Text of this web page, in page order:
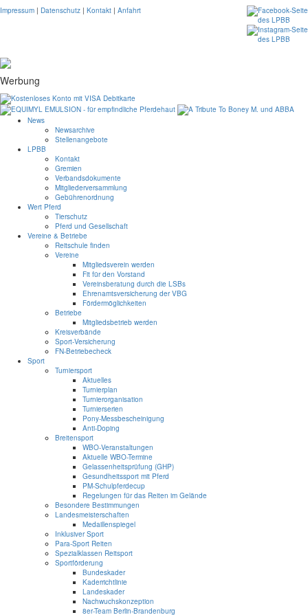
Impressum | Datenschutz | Kontakt | Anfahrt
Werbung
News
Newsarchive
Stellenangebote
LPBB
Kontakt
Gremien
Verbandsdokumente
Mitgliederversammlung
Gebührenordnung
Wert Pferd
Tierschutz
Pferd und Gesellschaft
Vereine & Betriebe
Reitschule finden
Vereine
Mitgliedsverein werden
Fit für den Vorstand
Vereinsberatung durch die LSBs
Ehrenamtsversicherung der VBG
Fördermöglichkeiten
Betriebe
Mitgliedsbetrieb werden
Kreisverbände
Sport-Versicherung
FN-Betriebecheck
Sport
Turniersport
Aktuelles
Turnierplan
Turnierorganisation
Turnierserien
Pony-Messbescheinigung
Anti-Doping
Breitensport
WBO-Veranstaltungen
Aktuelle WBO-Termine
Gelassenheitsprüfung (GHP)
Gesundheitssport mit Pferd
PM-Schulpferdecup
Regelungen für das Reiten im Gelände
Besondere Bestimmungen
Landesmeisterschaften
Medaillenspiegel
Inklusiver Sport
Para-Sport Reiten
Spezialklassen Reitsport
Sportförderung
Bundeskader
Kaderrichtlinie
Landeskader
Nachwuchskonzeption
8er-Team Berlin-Brandenburg